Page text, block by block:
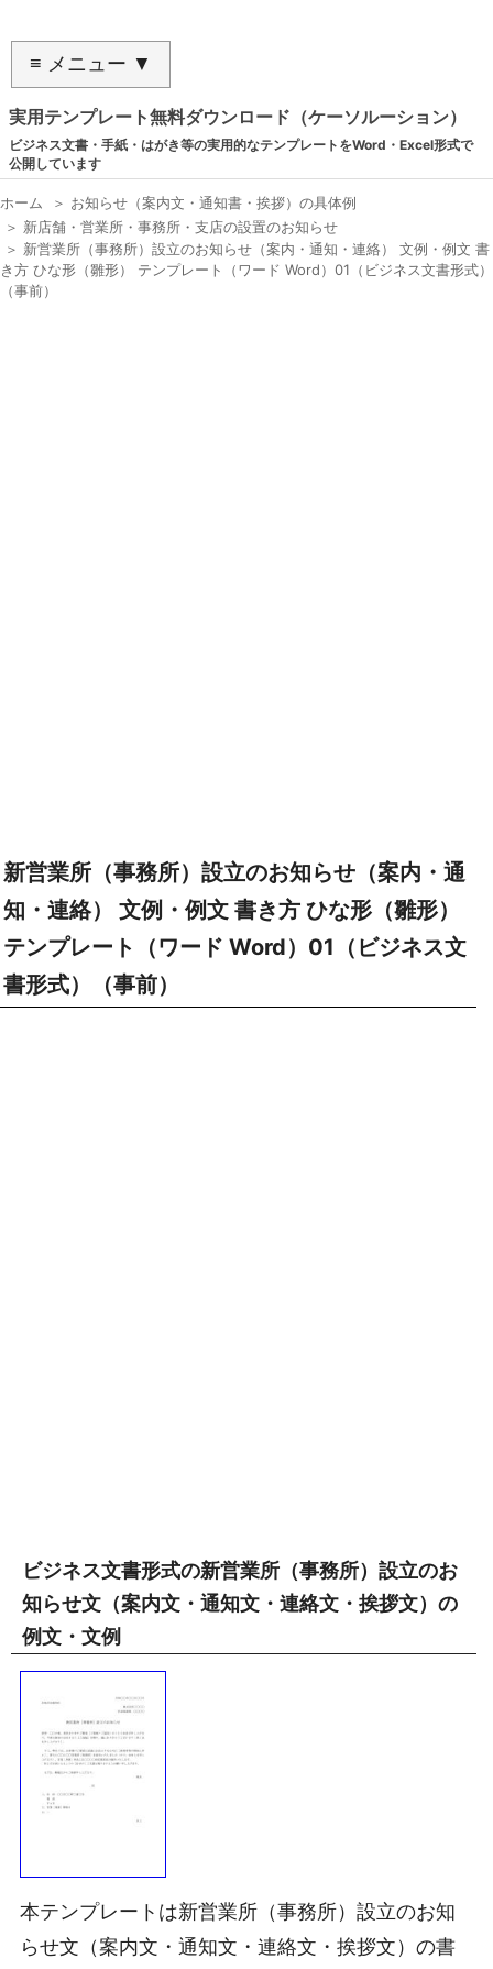
≡ メニュー ▼
実用テンプレート無料ダウンロード（ケーソルーション）
ビジネス文書・手紙・はがき等の実用的なテンプレートをWord・Excel形式で
公開しています
ホーム ＞ お知らせ（案内文・通知書・挨拶）の具体例
＞ 新店舗・営業所・事務所・支店の設置のお知らせ
＞ 新営業所（事務所）設立のお知らせ（案内・通知・連絡） 文例・例文 書
き方 ひな形（雛形） テンプレート（ワード Word）01（ビジネス文書形式）
（事前）
新営業所（事務所）設立のお知らせ（案内・通
知・連絡） 文例・例文 書き方 ひな形（雛形）
テンプレート（ワード Word）01（ビジネス文
書形式）（事前）
ビジネス文書形式の新営業所（事務所）設立のお
知らせ文（案内文・通知文・連絡文・挨拶文）の
例文・文例
本テンプレートは新営業所（事務所）設立のお知
らせ文（案内文・通知文・連絡文・挨拶文）の書